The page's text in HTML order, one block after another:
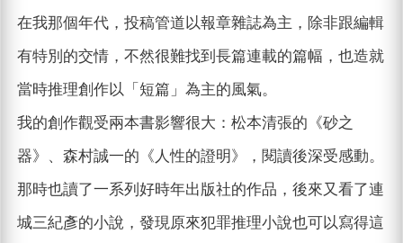
在我那個年代，投稿管道以報章雜誌為主，除非跟編輯
有特別的交情，不然很難找到長篇連載的篇幅，也造就
當時推理創作以「短篇」為主的風氣。
我的創作觀受兩本書影響很大：松本清張的《砂之
器》、森村誠一的《人性的證明》，閱讀後深受感動。
那時也讀了一系列好時年出版社的作品，後來又看了連
城三紀彥的小說，發現原來犯罪推理小說也可以寫得這